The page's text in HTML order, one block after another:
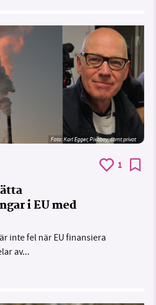
Foto:Karl Egger, Pixabay, samt privat
1
i EU med
inte fel när EU finansiera
av...